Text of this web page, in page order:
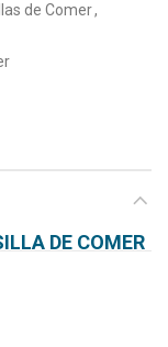
de Comer,
DE COMER